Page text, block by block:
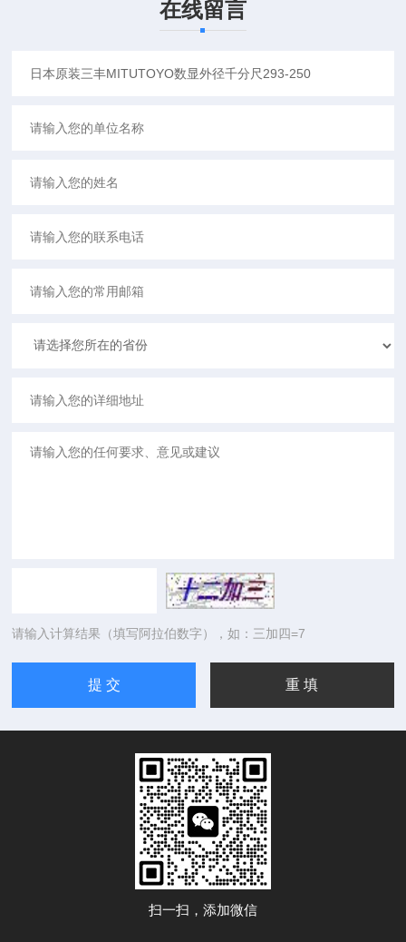
在线留言
请输入计算结果（填写阿拉伯数字），如：三加四=7
扫一扫，添加微信